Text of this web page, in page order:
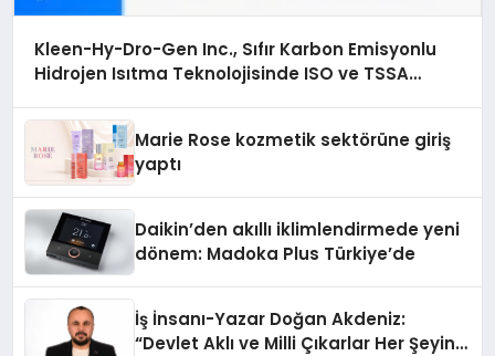
Kleen-Hy-Dro-Gen Inc., Sıfır Karbon Emisyonlu
Hidrojen Isıtma Teknolojisinde ISO ve TSSA
Marie Rose kozmetik sektörüne giriş
yaptı
Daikin’den akıllı iklimlendirmede yeni
dönem: Madoka Plus Türkiye’de
İş İnsanı-Yazar Doğan Akdeniz:
“Devlet Aklı ve Milli Çıkarlar Her Şeyin